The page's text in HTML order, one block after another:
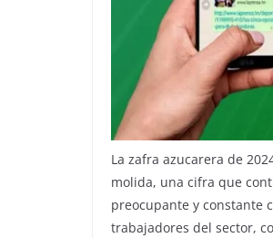
La zafra azucarera de
molida, una cifra que
preocupante y constante
trabajadores del sector,